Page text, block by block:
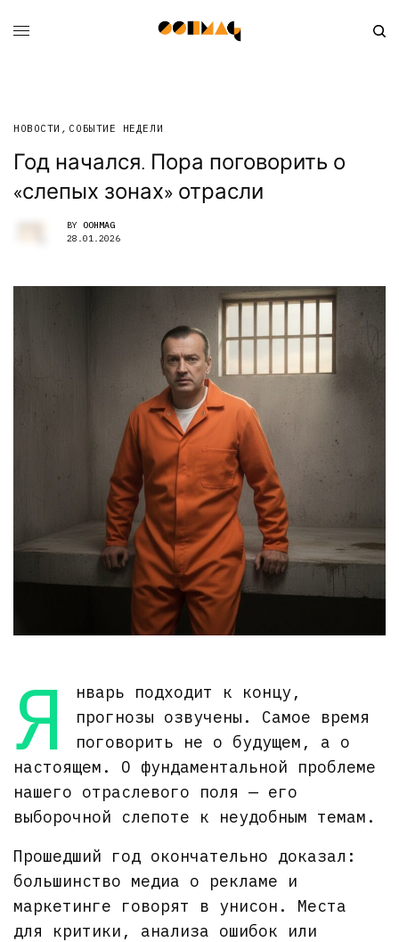
НОВОСТИ , СОБЫТИЕ НЕДЕЛИ
Год начался. Пора поговорить о
«слепых зонах» отрасли
BY OOHMAG
28.01.2026
Я
нварь подходит к концу,
прогнозы озвучены. Самое время
поговорить не о будущем, а о
настоящем. О фундаментальной проблеме
нашего отраслевого поля — его
выборочной слепоте к неудобным темам.
Прошедший год окончательно доказал:
большинство медиа о рекламе и
маркетинге говорят в унисон. Места
для критики, анализа ошибок или